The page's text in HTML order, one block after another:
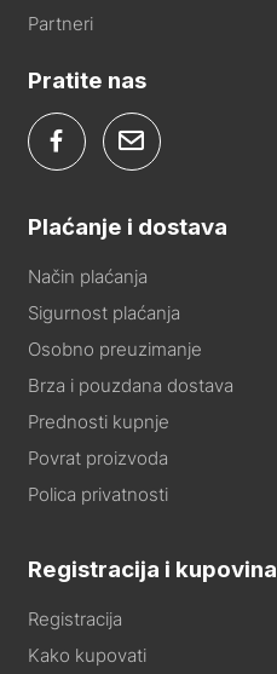
Partneri
Pratite nas
Plaćanje i dostava
Način plaćanja
Sigurnost plaćanja
Osobno preuzimanje
Brza i pouzdana dostava
Prednosti kupnje
Povrat proizvoda
Polica privatnosti
Registracija i kupovina
Registracija
Kako kupovati